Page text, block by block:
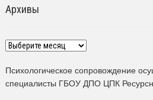
Архивы
Архивы
Психологическое сопровождение
специалисты ГБОУ ДПО ЦПК